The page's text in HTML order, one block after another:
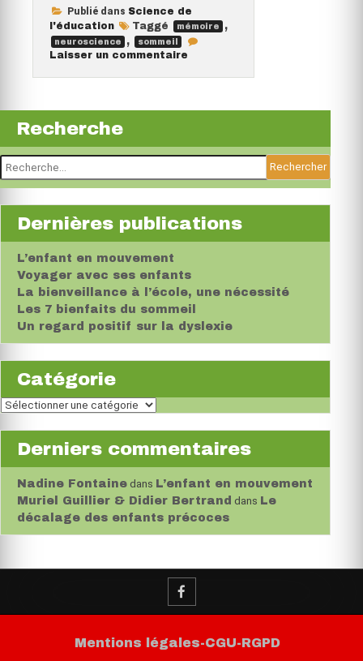
Publié dans Science de
l'éducation
Taggé mémoire ,
neuroscience , sommeil
Laisser un commentaire
hop,
!
!
Recherche
Rechercher :
Dernières publications
L’enfant en mouvement
Voyager avec ses enfants
La bienveillance à l’école, une nécessité
Les 7 bienfaits du sommeil
Un regard positif sur la dyslexie
Catégorie
Catégorie
Derniers commentaires
Nadine Fontaine dans L’enfant en mouvement
Muriel Guillier & Didier Bertrand dans Le
décalage des enfants précoces
Mentions légales-CGU-RGPD